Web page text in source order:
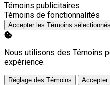
Activer
Témoins publicitaires
Activer
Témoins de fonctionnalités
Accepter les Témoins sélectionnés
Nous utilisons des Témoins
expérience.
Réglage des Témoins Accepter